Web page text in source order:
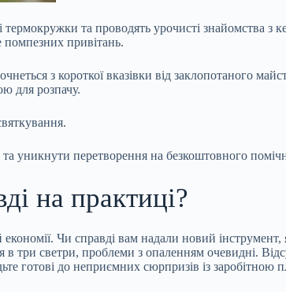
та проводять урочисті знайомства з
помпезних привітань.
з короткої вказівки від заклопотаного
для розпачу.
уникнути перетворення на безкоштовного
на практиці?
Чи справді вам надали новий
три светри, проблеми з опаленням очевидні.
готові до неприємних сюрпризів із заробітною